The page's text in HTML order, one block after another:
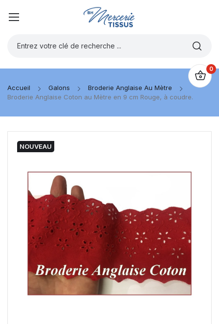
0
Accueil Galons
Broderie Anglaise Au Mètre
Broderie Anglaise Coton au Mètre en 9 cm Rouge, à coudre.
NOUVEAU